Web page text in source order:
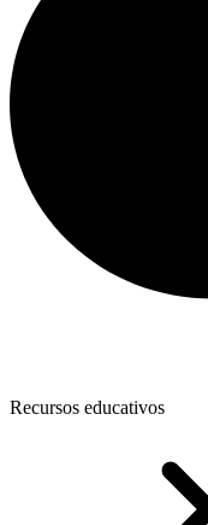
Recursos educativos